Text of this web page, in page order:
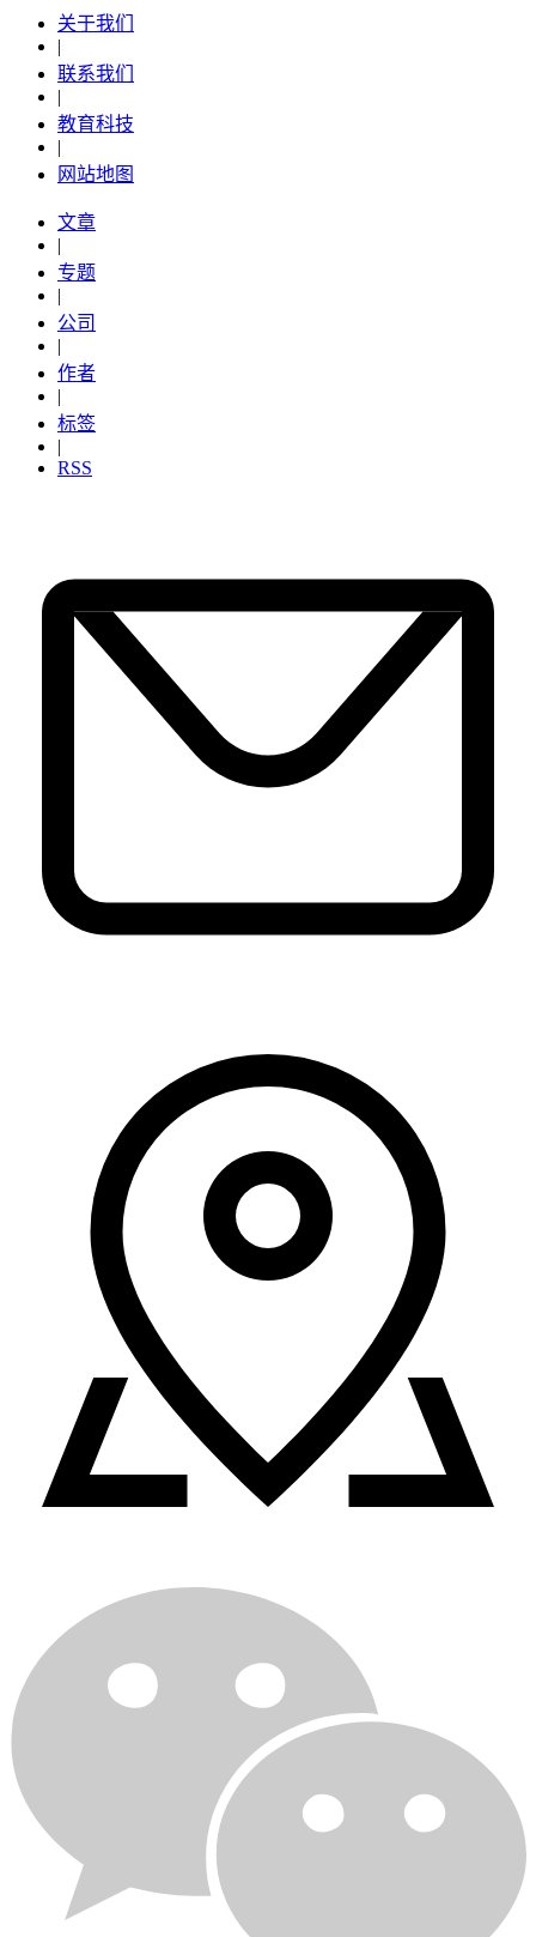
关于我们
|
联系我们
|
教育科技
|
网站地图
文章
|
专题
|
公司
|
作者
|
标签
|
RSS